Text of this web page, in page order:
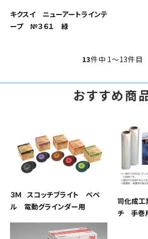
キクスイ ニューアートラインテ
ープ №３６１ 緑
13件中 1〜13件目
おすすめ商
３Ｍ スコッチブライト ベベ
ル 電動グラインダー用
司化成工
チ 手巻